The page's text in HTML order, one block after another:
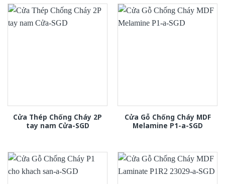
Cửa Thép Chống Cháy 2P
tay nam Cửa-SGD
Cửa Gỗ Chống Cháy MDF
Melamine P1-a-SGD